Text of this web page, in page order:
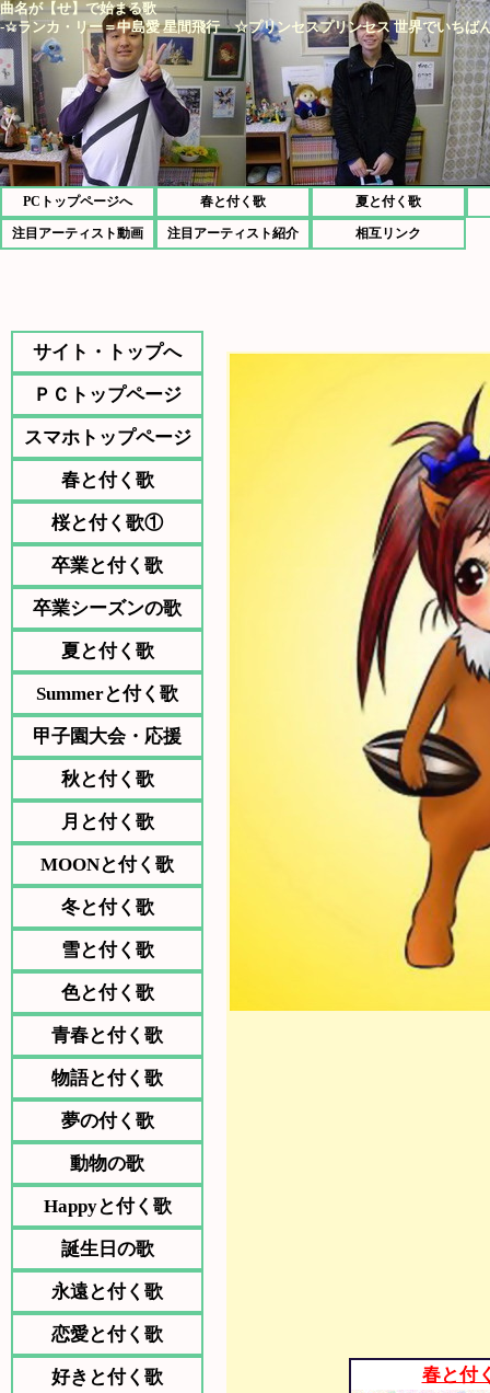
曲名が【せ】で始まる歌
-☆ランカ・リー＝中島愛 星間飛行 ☆プリンセスプリンセス 世界でいち
PCトップページへ 春と付く歌 夏と付く歌
注目アーティスト動画 注目アーティスト紹介 相互リンク
サイト・トップへ
ＰＣトップページ
スマホトップページ
春と付く歌
桜と付く歌①
卒業と付く歌
卒業シーズンの歌
夏と付く歌
Summerと付く歌
甲子園大会・応援
秋と付く歌
月と付く歌
MOONと付く歌
冬と付く歌
雪と付く歌
色と付く歌
青春と付く歌
物語と付く歌
夢の付く歌
動物の歌
Happyと付く歌
誕生日の歌
永遠と付く歌
恋愛と付く歌
好きと付く歌 春と付